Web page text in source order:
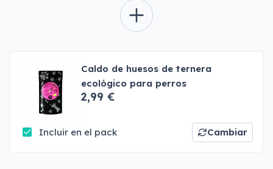
Caldo de huesos de ternera
ecológico para perros
2,99 €
Incluir en el pack Cambiar